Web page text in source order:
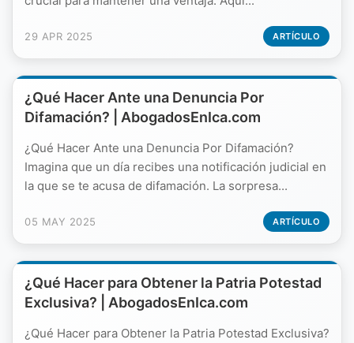
29 APR 2025 ARTÍCULO
¿Qué Hacer Ante una Denuncia Por
Difamación? | AbogadosEnIca.com
¿Qué Hacer Ante una Denuncia Por Difamación?
Imagina que un día recibes una notificación judicial en
la que se te acusa de difamación. La sorpresa...
05 MAY 2025 ARTÍCULO
¿Qué Hacer para Obtener la Patria Potestad
Exclusiva? | AbogadosEnIca.com
¿Qué Hacer para Obtener la Patria Potestad Exclusiva?